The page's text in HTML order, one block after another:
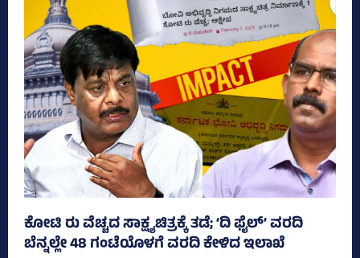
ಕೋಟಿ ರು ವೆಚ್ಚದ ಸಾಕ್ಷ್ಯಚಿತ್ರಕ್ಕೆ ತಡೆ; ‘ದಿ ಫೈಲ್‌’ ವರದಿ
ಬೆನ್ನಲ್ಲೇ 48 ಗಂಟೆಯೊಳಗೆ ವರದಿ ಕೇಳಿದ ಇಲಾಖೆ